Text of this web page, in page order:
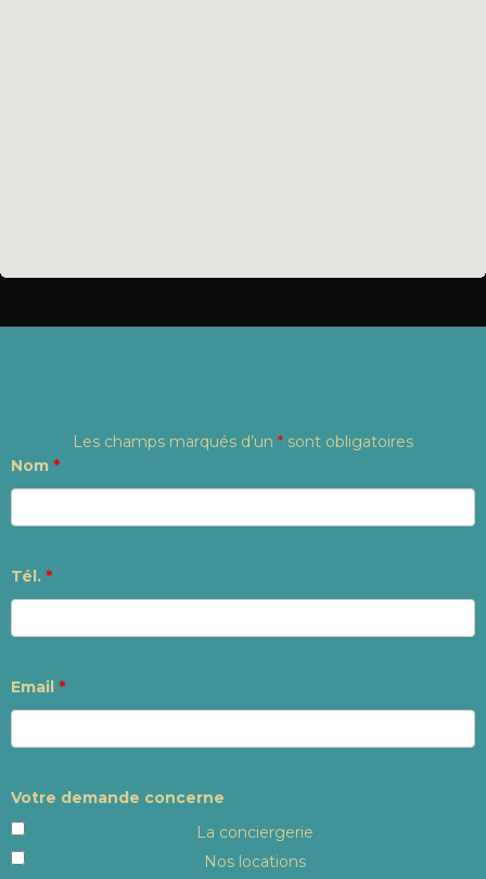
Les champs marqués d’un * sont obligatoires
Nom *
Tél. *
Email *
Votre demande concerne
La conciergerie
Nos locations